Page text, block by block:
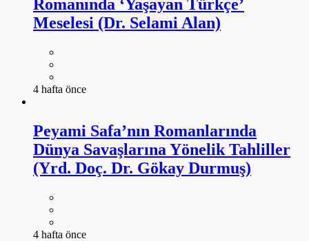
Romanında ‘Yaşayan Türkçe’
Meselesi (Dr. Selami Alan)
4 hafta önce
Peyami Safa’nın Romanlarında
Dünya Savaşlarına Yönelik Tahliller
(Yrd. Doç. Dr. Gökay Durmuş)
4 hafta önce